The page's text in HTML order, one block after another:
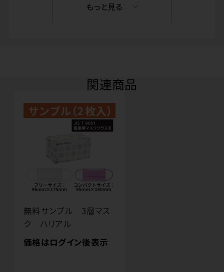
もっと見る
関連商品
無料サンプル 3層マス
ク ハリアル
価格はログイン後表示